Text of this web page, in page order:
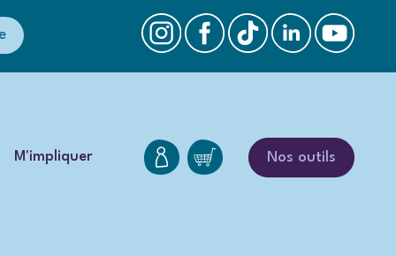
M'impliquer Nos outils